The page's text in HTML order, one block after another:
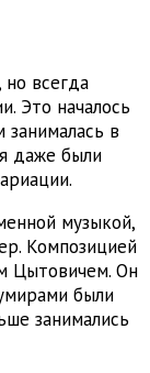
но всегда
Это началось
в
даже были
музыкой,
Композицией
Цытовичем. Он
были
занимались